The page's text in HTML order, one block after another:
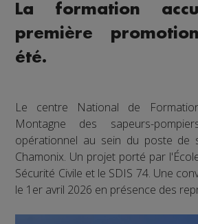
La formation
première
été.
Le centre National de
Montagne des sapeurs-
opérationnel au sein du poste de
Chamonix. Un projet porté par
Sécurité Civile et le SDIS 74. Une
le 1er avril 2026 en présence des